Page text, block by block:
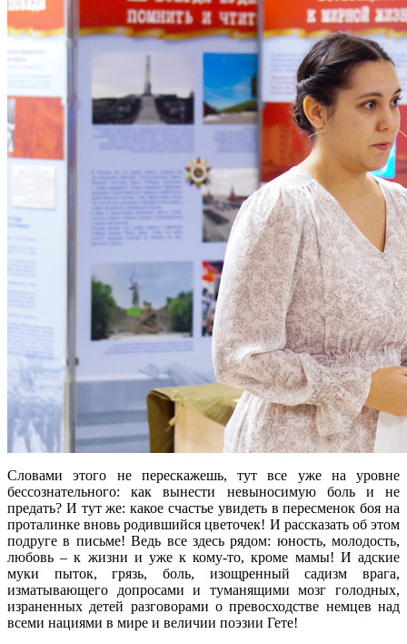
Словами этого не перескажешь, тут все уже на уровне
бессознательного: как вынести невыносимую боль и не
предать? И тут же: какое счастье увидеть в пересменок боя на
проталинке вновь родившийся цветочек! И рассказать об этом
подруге в письме! Ведь все здесь рядом: юность, молодость,
любовь – к жизни и уже к кому-то, кроме мамы! И адские
муки пыток, грязь, боль, изощренный садизм врага,
изматывающего допросами и туманящими мозг голодных,
израненных детей разговорами о превосходстве немцев над
всеми нациями в мире и величии поэзии Гете!